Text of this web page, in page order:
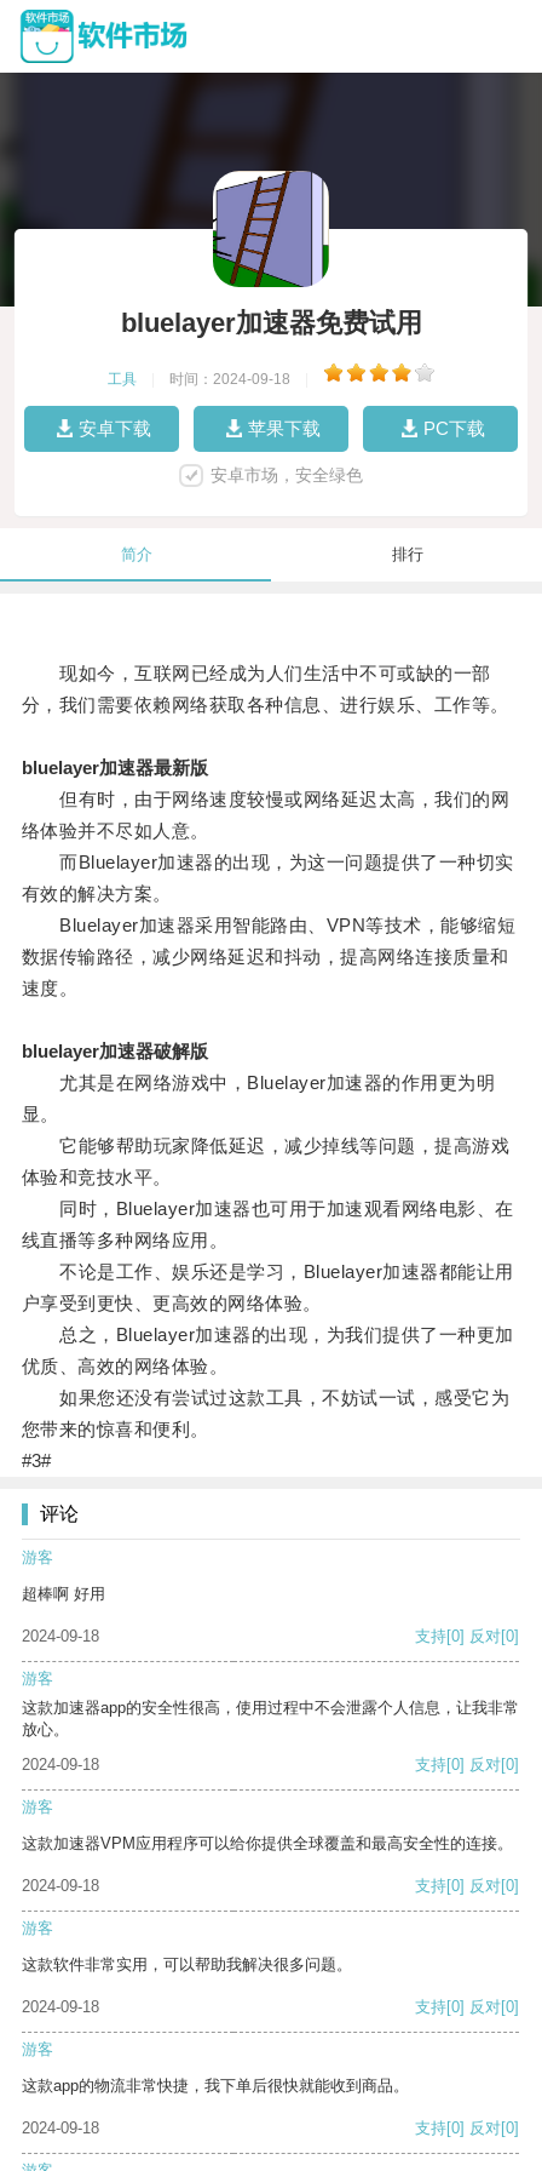
bluelayer加速器免费试用
工具 时间：2024-09-18
安卓下载 苹果下载 PC下载
安卓市场，安全绿色
简介 排行
现如今，互联网已经成为人们生活中不可或缺的一部
分，我们需要依赖网络获取各种信息、进行娱乐、工作等。
bluelayer加速器最新版
但有时，由于网络速度较慢或网络延迟太高，我们的网
络体验并不尽如人意。
而Bluelayer加速器的出现，为这一问题提供了一种切实
有效的解决方案。
Bluelayer加速器采用智能路由、VPN等技术，能够缩短
数据传输路径，减少网络延迟和抖动，提高网络连接质量和
速度。
bluelayer加速器破解版
尤其是在网络游戏中，Bluelayer加速器的作用更为明
显。
它能够帮助玩家降低延迟，减少掉线等问题，提高游戏
体验和竞技水平。
同时，Bluelayer加速器也可用于加速观看网络电影、在
线直播等多种网络应用。
不论是工作、娱乐还是学习，Bluelayer加速器都能让用
户享受到更快、更高效的网络体验。
总之，Bluelayer加速器的出现，为我们提供了一种更加
优质、高效的网络体验。
如果您还没有尝试过这款工具，不妨试一试，感受它为
您带来的惊喜和便利。
#3#
评论
游客
超棒啊 好用
2024-09-18 支持[0] 反对[0]
游客
这款加速器app的安全性很高，使用过程中不会泄露个人信息，让我非常
放心。
2024-09-18
支持[0] 反对[0]
游客
这款加速器VPM应用程序可以给你提供全球覆盖和最高安全性的连接。
2024-09-18 支持[0] 反对[0]
游客
这款软件非常实用，可以帮助我解决很多问题。
2024-09-18 支持[0] 反对[0]
游客
这款app的物流非常快捷，我下单后很快就能收到商品。
2024-09-18 支持[0] 反对[0]